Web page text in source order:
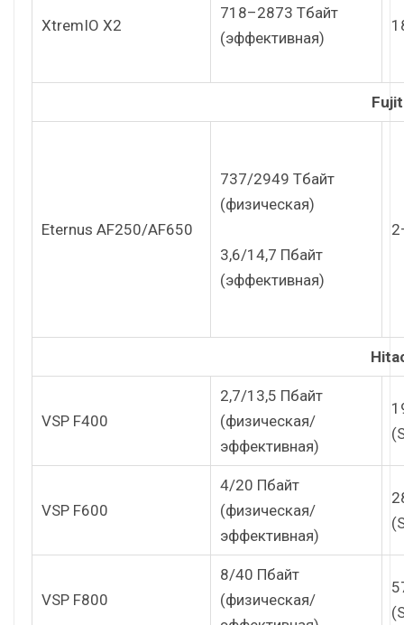
XtremIO X2
718–2873 Тбайт
(эффективная)
Eternus AF250/AF650
737/2949 Тбайт
(физическая)
3,6/14,7 Пбайт
(эффективная)
VSP F400
2,7/13,5 Пбайт
(физическая/
эффективная)
VSP F600
4/20 Пбайт
(физическая/
эффективная)
VSP F800
8/40 Пбайт
(физическая/